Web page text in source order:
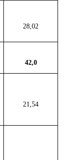
28,02
42,0
21,54